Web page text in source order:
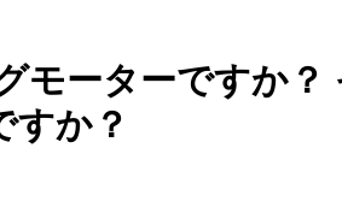
モーターですか？
すか？